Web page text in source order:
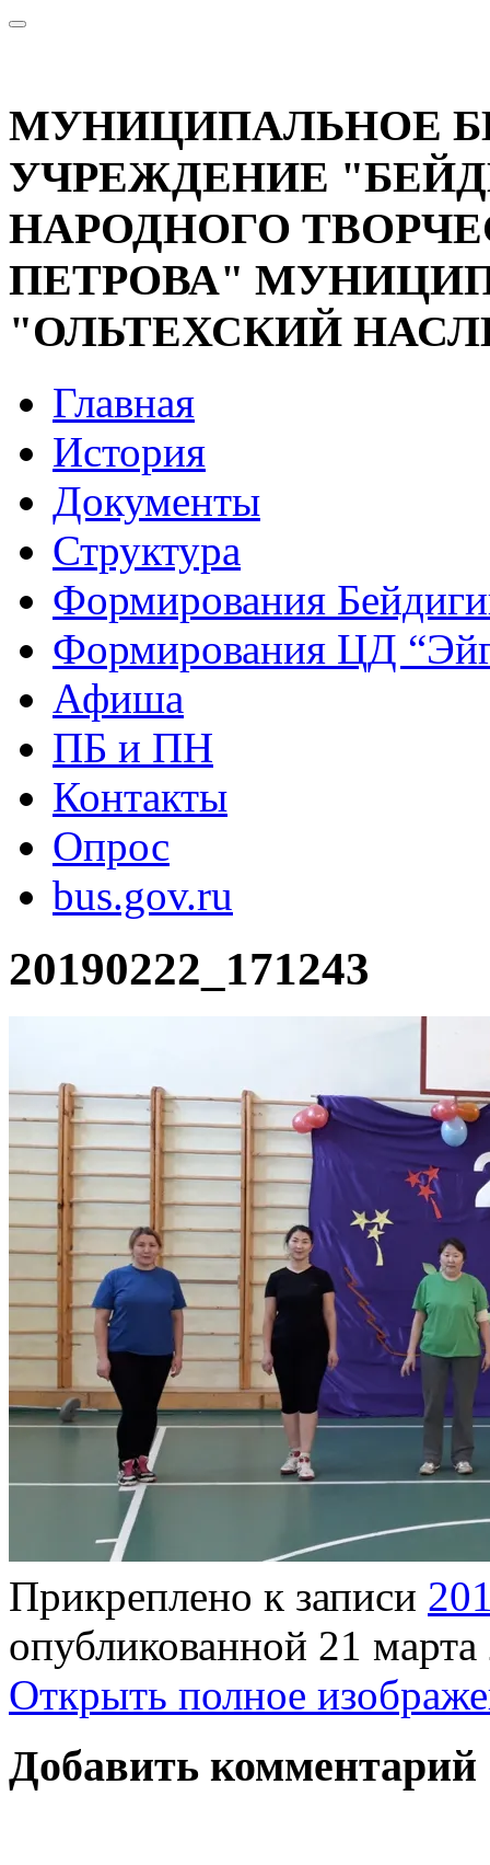
МУНИЦИПАЛЬНОЕ
УЧРЕЖДЕНИЕ
НАРОДНОГО
ПЕТРОВА"
"ОЛЬТЕХСКИЙ
Главная
История
Документы
Структура
Формирования
Формирования ЦД
Афиша
ПБ и ПН
Контакты
Опрос
bus.gov.ru
20190222_171243
Прикреплено к записи
опубликованной 21
Открыть полное
Добавить комментарий